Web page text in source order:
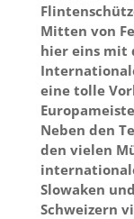
Mitten von
hier eins mit
eine tolle
Neben den
den vielen
Slowaken
Schweizern